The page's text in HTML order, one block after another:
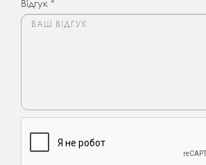
Відгук *